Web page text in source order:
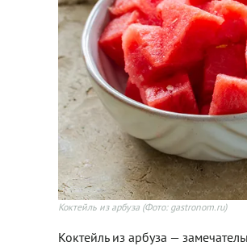
Коктейль из арбуза (Фото: gastronom.ru)
Коктейль из арбуза —